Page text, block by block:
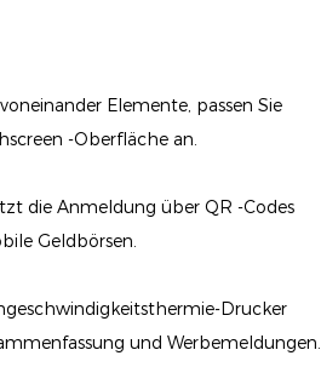
Elemente, passen Sie
-Oberfläche an.
die Anmeldung über QR -Codes
Geldbörsen.
Drucker
und Werbemeldungen.